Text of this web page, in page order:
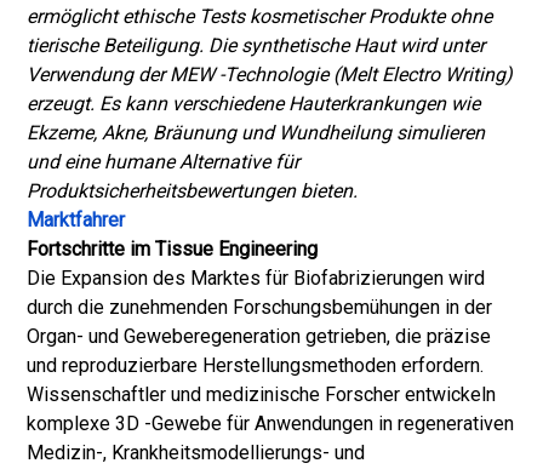
ermöglicht ethische Tests kosmetischer Produkte ohne
tierische Beteiligung. Die synthetische Haut wird unter
Verwendung der MEW -Technologie (Melt Electro Writing)
erzeugt. Es kann verschiedene Hauterkrankungen wie
Ekzeme, Akne, Bräunung und Wundheilung simulieren
und eine humane Alternative für
Produktsicherheitsbewertungen bieten.
Marktfahrer
Fortschritte im Tissue Engineering
Die Expansion des Marktes für Biofabrizierungen wird
durch die zunehmenden Forschungsbemühungen in der
Organ- und Geweberegeneration getrieben, die präzise
und reproduzierbare Herstellungsmethoden erfordern.
Wissenschaftler und medizinische Forscher entwickeln
komplexe 3D -Gewebe für Anwendungen in regenerativen
Medizin-, Krankheitsmodellierungs- und